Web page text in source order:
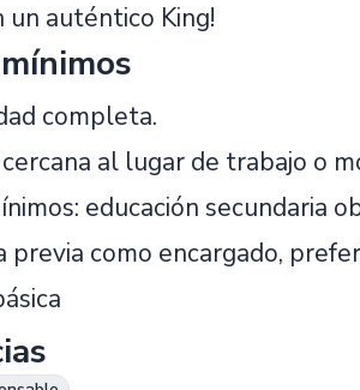
un auténtico King!
completa.
al lugar de trabajo o
educación secundaria
previa como encargado,